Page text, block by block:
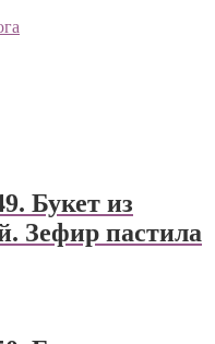
Букет из
Зефир пастила